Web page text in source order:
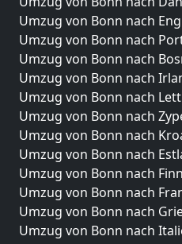
Umzug von Bonn nach
Umzug von Bonn nach
Umzug von Bonn nach
Umzug von Bonn nach
Umzug von Bonn nach
Umzug von Bonn nach
Umzug von Bonn nach
Umzug von Bonn nach
Umzug von Bonn nach
Umzug von Bonn nach
Umzug von Bonn nach
Umzug von Bonn nach